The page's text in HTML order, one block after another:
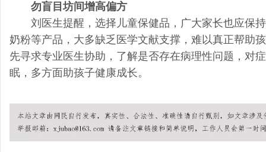
勿盲目坊间增高偏方
刘医生提醒，选择儿童保健品，广大家长也应保
奶粉等产品，大多缺乏医学文献支撑，难以真正帮助
先寻求专业医生协助，了解是否存在病理性问题，对
眠，多方面助孩子健康成长。